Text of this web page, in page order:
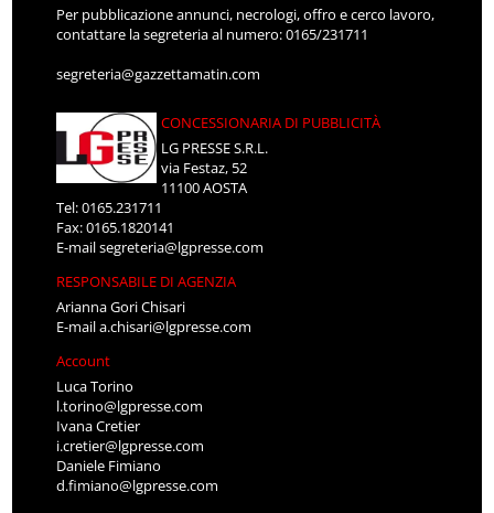
Per pubblicazione annunci, necrologi, offro e cerco lavoro,
contattare la segreteria al numero: 0165/231711
segreteria@gazzettamatin.com
CONCESSIONARIA DI PUBBLICITÀ
LG PRESSE S.R.L.
via Festaz, 52
11100 AOSTA
Tel: 0165.231711
Fax: 0165.1820141
E-mailsegreteria@lgpresse.com
RESPONSABILE DI AGENZIA
Arianna Gori Chisari
E-maila.chisari@lgpresse.com
Account
Luca Torino
l.torino@lgpresse.com
Ivana Cretier
i.cretier@lgpresse.com
Daniele Fimiano
d.fimiano@lgpresse.com